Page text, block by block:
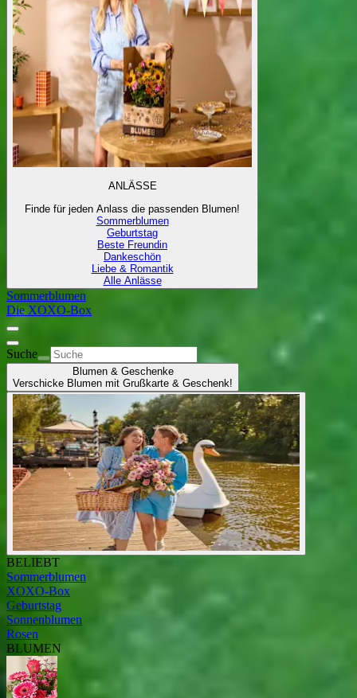
ANLÄSSE
Finde für jeden Anlass die passenden Blumen!
Sommerblumen
Geburtstag
Beste Freundin
Dankeschön
Liebe & Romantik
Alle Anlässe
Sommerblumen
Die XOXO-Box
Suche
Blumen & Geschenke
Verschicke Blumen mit Grußkarte & Geschenk!
BELIEBT
Sommerblumen
XOXO-Box
Geburtstag
Sonnenblumen
Rosen
BLUMEN